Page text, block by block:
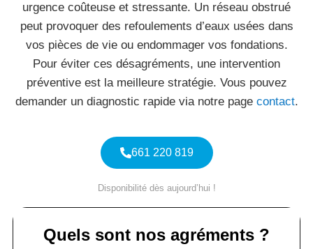
urgence coûteuse et stressante. Un réseau obstrué
peut provoquer des refoulements d’eaux usées dans
vos pièces de vie ou endommager vos fondations.
Pour éviter ces désagréments, une intervention
préventive est la meilleure stratégie. Vous pouvez
demander un diagnostic rapide via notre page contact.
661 220 819
Disponibilité dès aujourd’hui !
Quels sont nos agréments ?